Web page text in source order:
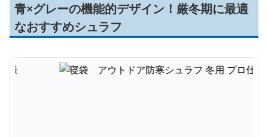
青×グレーの機能的デザイン！厳冬期に最適
なおすすめシュラフ